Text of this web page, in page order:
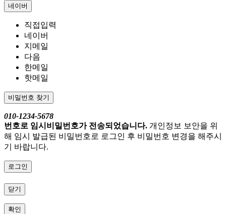
네이버
직접입력
네이버
지메일
다음
한메일
핫메일
비밀번호 찾기
010-1234-5678
번호로 임시비밀번호가 전송되었습니다. 개인정보 보안을 위
해 임시 발급된 비밀번호로 로그인 후 비밀번호 변경을 해주시
기 바랍니다.
로그인
닫기
확인